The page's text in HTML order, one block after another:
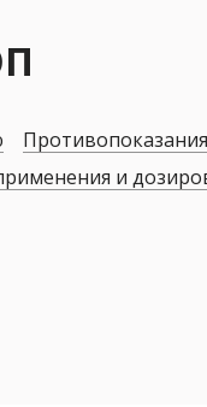
Противопоказания
и